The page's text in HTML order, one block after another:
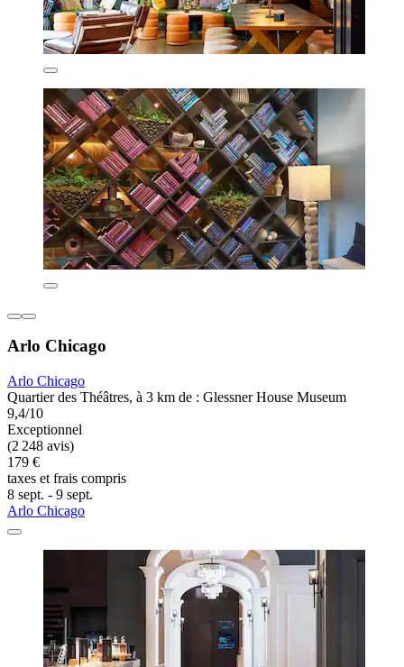
Arlo Chicago
Arlo Chicago
Quartier des Théâtres, à 3 km de : Glessner House Museum
9,4/10
Exceptionnel
(2 248 avis)
179 €
taxes et frais compris
8 sept. - 9 sept.
Arlo Chicago